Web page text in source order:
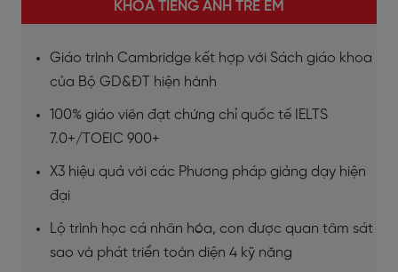
KHÓA TIẾNG ANH TRẺ EM
Giáo trình Cambridge kết hợp với Sách giáo khoa
của Bộ GD&ĐT hiện hành
100% giáo viên đạt chứng chỉ quốc tế IELTS
7.0+/TOEIC 900+
X3 hiệu quả với các Phương pháp giảng dạy hiện
đại
Lộ trình học cá nhân hóa, con được quan tâm sát
sao và phát triển toàn diện 4 kỹ năng